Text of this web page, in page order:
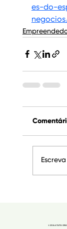
es-do-
© 2024 ATLETA